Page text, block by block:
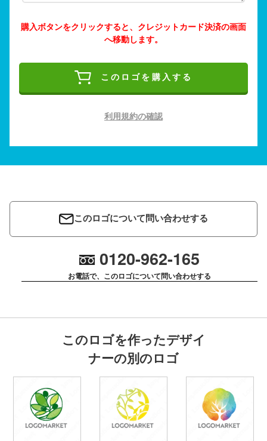
購入ボタンをクリックすると、クレジットカード決済の画面
へ移動します。
このロゴを購入する
利用規約の確認
このロゴについて問い合わせする
0120-962-165
お電話で、このロゴについて問い合わせする
このロゴを作ったデザイ
ナーの別のロゴ